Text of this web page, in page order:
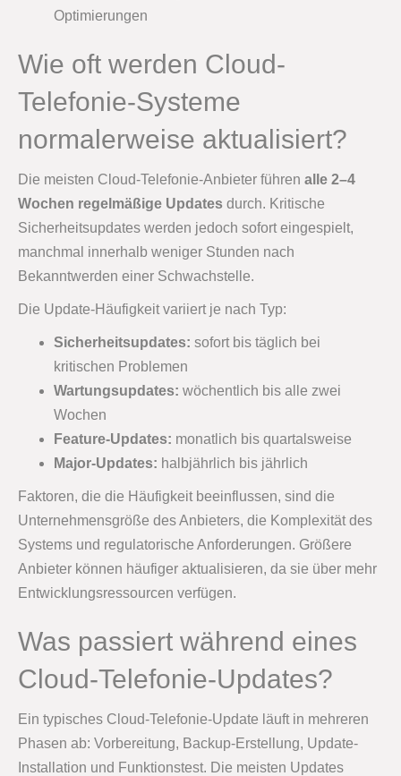
Optimierungen
Wie oft werden Cloud-
Telefonie-Systeme
normalerweise aktualisiert?
Die meisten Cloud-Telefonie-Anbieter führen alle 2–4
Wochen regelmäßige Updates durch. Kritische
Sicherheitsupdates werden jedoch sofort eingespielt,
manchmal innerhalb weniger Stunden nach
Bekanntwerden einer Schwachstelle.
Die Update-Häufigkeit variiert je nach Typ:
Sicherheitsupdates: sofort bis täglich bei
kritischen Problemen
Wartungsupdates: wöchentlich bis alle zwei
Wochen
Feature-Updates: monatlich bis quartalsweise
Major-Updates: halbjährlich bis jährlich
Faktoren, die die Häufigkeit beeinflussen, sind die
Unternehmensgröße des Anbieters, die Komplexität des
Systems und regulatorische Anforderungen. Größere
Anbieter können häufiger aktualisieren, da sie über mehr
Entwicklungsressourcen verfügen.
Was passiert während eines
Cloud-Telefonie-Updates?
Ein typisches Cloud-Telefonie-Update läuft in mehreren
Phasen ab: Vorbereitung, Backup-Erstellung, Update-
Installation und Funktionstest. Die meisten Updates